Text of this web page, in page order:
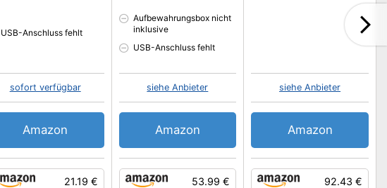
21.19 €
USB-Anschluss fehlt
sofort verfügbar
Amazon
53.99 €
Aufbewahrungsbox nicht
inklusive
USB-Anschluss fehlt
siehe Anbieter
Amazon
92.43 €
siehe Anbieter
Amazon